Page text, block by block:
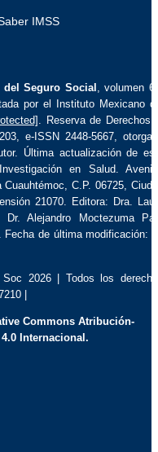
IMSS
Seguro Social , volumen
por el Instituto Mexicano
. Reserva de Derechos
e-ISSN 2448-5667,
Última actualización de
en Salud.
C.P. 06725,
21070. Editora: Dra.
Alejandro Moctezuma
de última modificación:
2026 | Todos los
|
Commons Atribución-
Internacional.